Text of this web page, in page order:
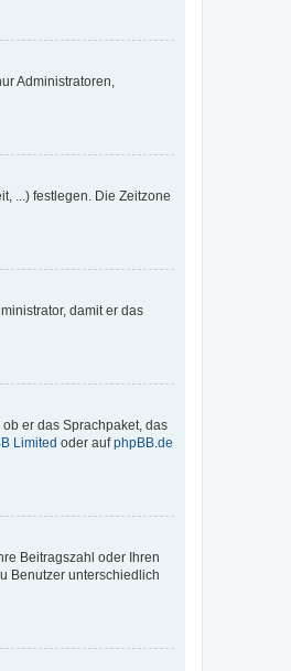
Administratoren,
...) festlegen. Die Zeitzone
damit er das
er das Sprachpaket, das
Limited oder aufphpBB.de
Beitragszahl oder Ihren
Benutzer unterschiedlich